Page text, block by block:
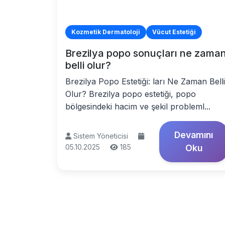
Kozmetik Dermatoloji Vücut Estetiği
Brezilya popo sonuçları ne
belli olur?
Brezilya Popo Estetiği: ları Ne Zaman Belli
Olur? Brezilya popo estetiği, popo
bölgesindeki hacim ve şekil probleml...
Sistem Yöneticisi
05.10.2025
185
Devamını
Oku